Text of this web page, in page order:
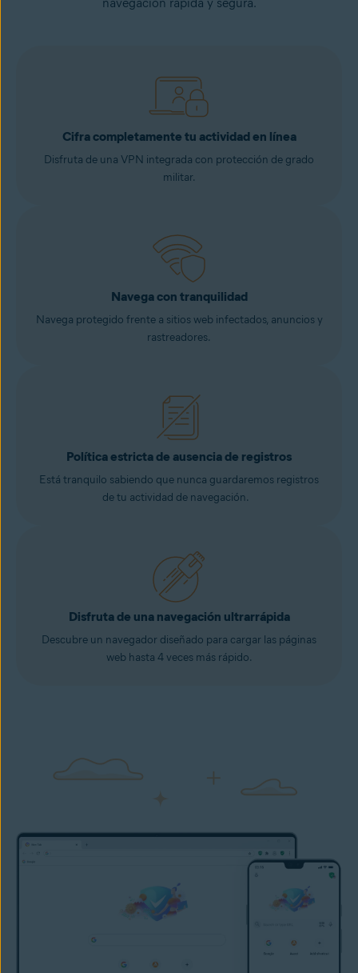
Cifra completamente tu actividad en línea
Disfruta de una VPN integrada con protección de grado
militar.
Navega con tranquilidad
Navega protegido frente a sitios web infectados, anuncios y
rastreadores.
Política estricta de ausencia de registros
Está tranquilo sabiendo que nunca guardaremos registros
de tu actividad de navegación.
Disfruta de una navegación ultrarrápida
Descubre un navegador diseñado para cargar las páginas
web hasta 4 veces más rápido.